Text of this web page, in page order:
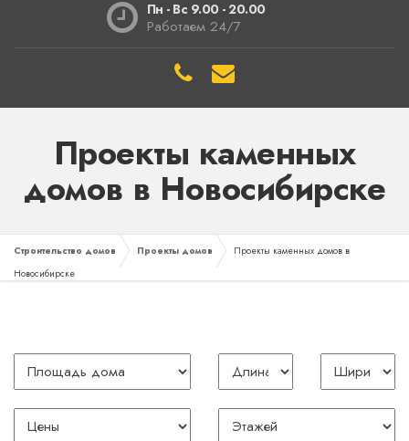
Пн - Вс 9.00 - 20.00
Работаем 24/7
Проекты каменных
домов в Новосибирске
Строительство домов Проекты домов
Проекты каменных домов в
Новосибирске
Площадь
дома
Длина
дома
Ширина
дома
Цены
Этажей